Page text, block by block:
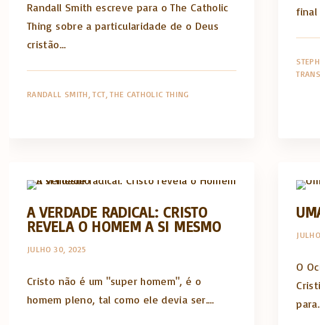
Randall Smith escreve para o The Catholic
Thing sobre a particularidade de o Deus
cristão…
RANDALL SMITH TCT THE CATHOLIC THING
final
A VERDADE RADICAL: CRISTO
REVELA O HOMEM A SI MESMO
JULHO 30, 2025
Cristo não é um "super homem", é o
homem pleno, tal como ele devia ser.…
O